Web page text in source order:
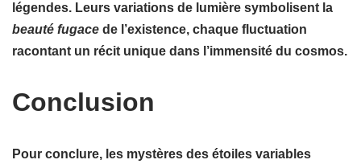
légendes. Leurs variations de lumière symbolisent la
beauté fugace de l’existence, chaque fluctuation
racontant un récit unique dans l’immensité du cosmos.
Conclusion
Pour conclure, les mystères des étoiles variables